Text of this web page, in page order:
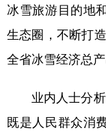
冰雪旅游目的地
生态圈，不断打
全省冰雪经济总
业内人士分析说
既是人民群众消